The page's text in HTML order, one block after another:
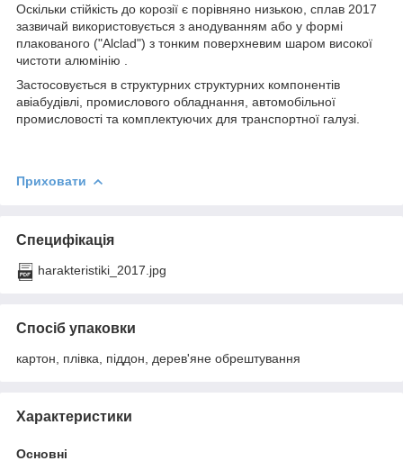
Оскільки стійкість до корозії є порівняно низькою, сплав 2017
зазвичай використовується з анодуванням або у формі
плакованого ("Alclad") з тонким поверхневим шаром високої
чистоти алюмінію .
Застосовується в структурних структурних компонентів
авіабудівлі, промислового обладнання, автомобільної
промисловості та комплектуючих для транспортної галузі.
Приховати
Специфікація
harakteristiki_2017.jpg
Спосіб упаковки
картон, плівка, піддон, дерев'яне обрештування
Характеристики
Основні